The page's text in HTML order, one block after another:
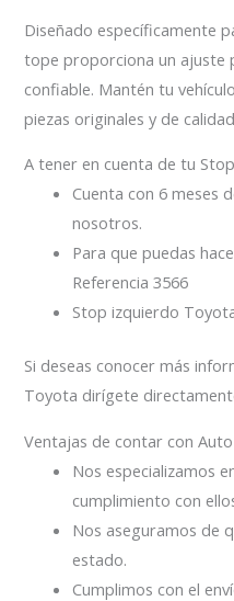
Diseñado específicamente
tope proporciona un ajuste
confiable. Mantén tu
piezas originales y de
A tener en cuenta de tu
Cuenta con 6 meses
nosotros.
Para que puedas
Referencia 3566
Stop izquierdo
Si deseas conocer más
Toyota dirígete
Ventajas de contar con Auto
Nos especializamos
cumplimiento con
Nos aseguramos de
estado.
Cumplimos con el